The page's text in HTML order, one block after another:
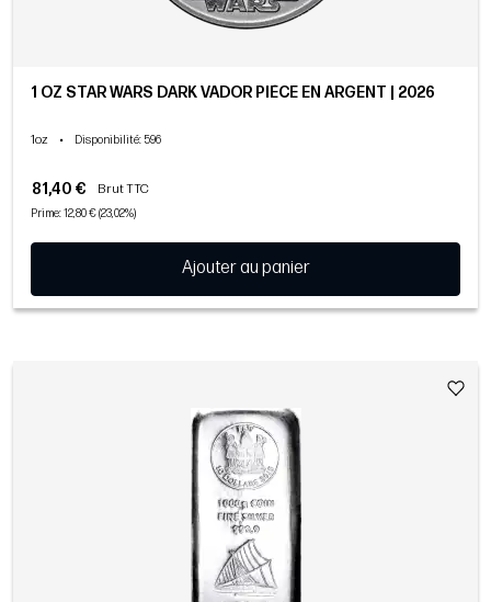
1 OZ STAR WARS DARK VADOR PIÈCE EN ARGENT | 2026
1oz • Disponibilité: 596
81,40 € Brut TTC
Prime: 12,80 € (23,02%)
Ajouter au panier